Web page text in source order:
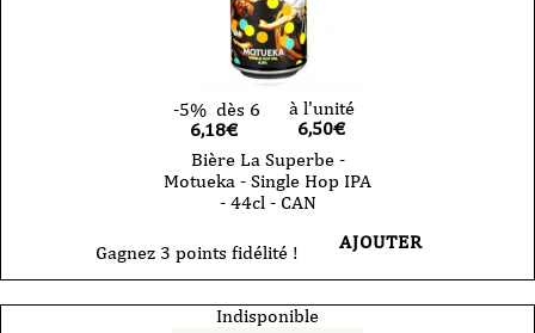
-5% dès 6
6,18€
à l'unité
6,50€
Bière La Superbe -
Motueka - Single Hop IPA
- 44cl - CAN
Gagnez 3 points fidélité ! AJOUTER
Indisponible